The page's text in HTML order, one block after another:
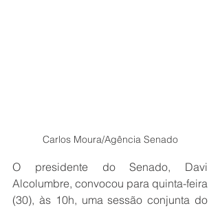
Carlos Moura/Agência Senado
O presidente do Senado, Davi
Alcolumbre, convocou para quinta-feira
(30), às 10h, uma sessão conjunta do